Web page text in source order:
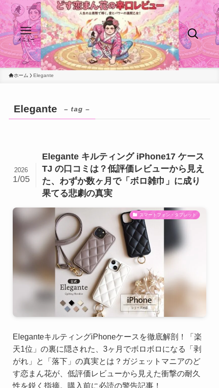
メニュー
ホーム Elegante
Elegante – tag –
Elegante キルティング iPhone17 ケース
TJ の口コミは？低評価レビューから見え
た、わずか数ヶ月で「ボロ雑巾」に成り
果てる悲劇の真実
2026
1/05
スマートフォン・タブレット
EleganteキルティングiPhoneケースを徹底解剖！「楽
天1位」の裏に隠された、3ヶ月でボロボロになる「剥
がれ」と「落下」の真実とは？ガジェットマニアのど
す恋まん花が、低評価レビューから見えた衝撃の耐久
性を鋭く指摘。購入前に必読の警告記事！